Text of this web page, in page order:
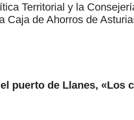
Territorial y la
Caja de Ahorros de
puerto de Llanes, «Los